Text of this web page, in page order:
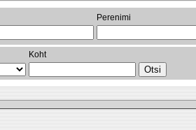
Perenimi
Koht